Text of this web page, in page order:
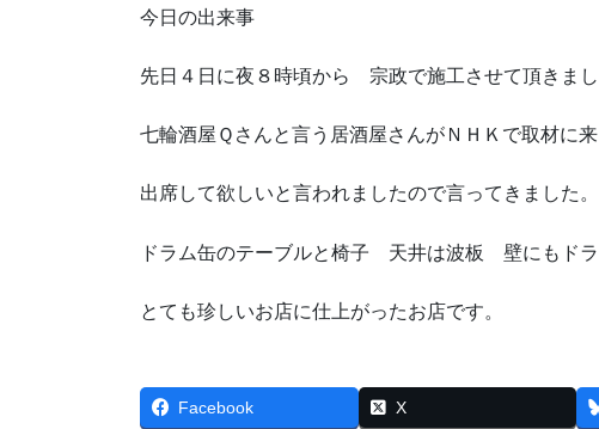
今日の出来事
先日４日に夜８時頃から 宗政で施工させて頂きま
七輪酒屋Ｑさんと言う居酒屋さんがＮＨＫで取材に
出席して欲しいと言われましたので言ってきました。
ドラム缶のテーブルと椅子 天井は波板 壁にもドラ
とても珍しいお店に仕上がったお店です。
Facebook X